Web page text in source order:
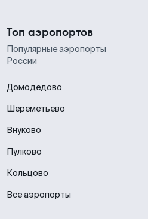
Топ аэропортов
Популярные аэропорты
России
Домодедово
Шереметьево
Внуково
Пулково
Кольцово
Все аэропорты